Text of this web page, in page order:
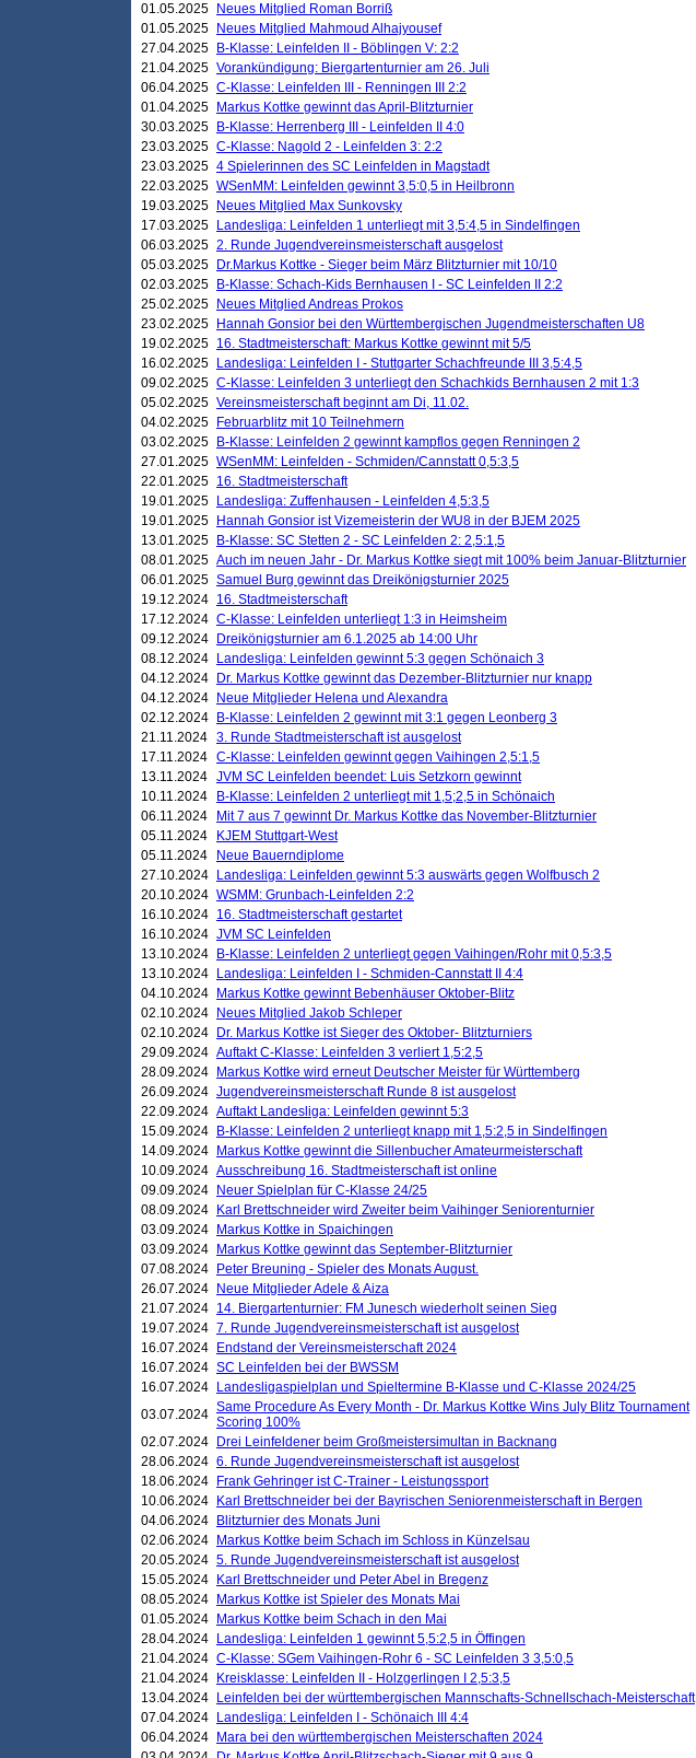
01.05.2025
Neues Mitglied Roman Borriß
01.05.2025
Neues Mitglied Mahmoud Alhajyousef
27.04.2025
B-Klasse: Leinfelden II - Böblingen V: 2:2
21.04.2025 Vorankündigung: Biergartenturnier am 26. Juli
06.04.2025 C-Klasse: Leinfelden III - Renningen III 2:2
01.04.2025
Markus Kottke gewinnt das April-Blitzturnier
30.03.2025
B-Klasse: Herrenberg III - Leinfelden II 4:0
23.03.2025 C-Klasse: Nagold 2 - Leinfelden 3: 2:2
23.03.2025 4 Spielerinnen des SC Leinfelden in Magstadt
22.03.2025 WSenMM: Leinfelden gewinnt 3,5:0,5 in Heilbronn
19.03.2025
Neues Mitglied Max Sunkovsky
17.03.2025
Landesliga: Leinfelden 1 unterliegt mit 3,5:4,5 in Sindelfingen
06.03.2025 2. Runde Jugendvereinsmeisterschaft ausgelost
05.03.2025
Dr.Markus Kottke - Sieger beim März Blitzturnier mit 10/10
02.03.2025
B-Klasse: Schach-Kids Bernhausen I - SC Leinfelden II 2:2
25.02.2025
Neues Mitglied Andreas Prokos
23.02.2025
Hannah Gonsior bei den Württembergischen Jugendmeisterschaften U8
19.02.2025 16. Stadtmeisterschaft: Markus Kottke gewinnt mit 5/5
16.02.2025
Landesliga: Leinfelden I - Stuttgarter Schachfreunde III 3,5:4,5
09.02.2025 C-Klasse: Leinfelden 3 unterliegt den Schachkids Bernhausen 2 mit 1:3
05.02.2025 Vereinsmeisterschaft beginnt am Di, 11.02.
04.02.2025
Februarblitz mit 10 Teilnehmern
03.02.2025
B-Klasse: Leinfelden 2 gewinnt kampflos gegen Renningen 2
27.01.2025 WSenMM: Leinfelden - Schmiden/Cannstatt 0,5:3,5
22.01.2025 16. Stadtmeisterschaft
19.01.2025
Landesliga: Zuffenhausen - Leinfelden 4,5:3,5
19.01.2025
Hannah Gonsior ist Vizemeisterin der WU8 in der BJEM 2025
13.01.2025
B-Klasse: SC Stetten 2 - SC Leinfelden 2: 2,5:1,5
08.01.2025 Auch im neuen Jahr - Dr. Markus Kottke siegt mit 100% beim Januar-Blitzturnier
06.01.2025 Samuel Burg gewinnt das Dreikönigsturnier 2025
19.12.2024 16. Stadtmeisterschaft
17.12.2024 C-Klasse: Leinfelden unterliegt 1:3 in Heimsheim
09.12.2024
Dreikönigsturnier am 6.1.2025 ab 14:00 Uhr
08.12.2024
Landesliga: Leinfelden gewinnt 5:3 gegen Schönaich 3
04.12.2024
Dr. Markus Kottke gewinnt das Dezember-Blitzturnier nur knapp
04.12.2024
Neue Mitglieder Helena und Alexandra
02.12.2024
B-Klasse: Leinfelden 2 gewinnt mit 3:1 gegen Leonberg 3
21.11.2024 3. Runde Stadtmeisterschaft ist ausgelost
17.11.2024 C-Klasse: Leinfelden gewinnt gegen Vaihingen 2,5:1,5
13.11.2024 JVM SC Leinfelden beendet: Luis Setzkorn gewinnt
10.11.2024
B-Klasse: Leinfelden 2 unterliegt mit 1,5;2,5 in Schönaich
06.11.2024
Mit 7 aus 7 gewinnt Dr. Markus Kottke das November-Blitzturnier
05.11.2024
KJEM Stuttgart-West
05.11.2024
Neue Bauerndiplome
27.10.2024
Landesliga: Leinfelden gewinnt 5:3 auswärts gegen Wolfbusch 2
20.10.2024 WSMM: Grunbach-Leinfelden 2:2
16.10.2024 16. Stadtmeisterschaft gestartet
16.10.2024 JVM SC Leinfelden
13.10.2024
B-Klasse: Leinfelden 2 unterliegt gegen Vaihingen/Rohr mit 0,5:3,5
13.10.2024
Landesliga: Leinfelden I - Schmiden-Cannstatt II 4:4
04.10.2024
Markus Kottke gewinnt Bebenhäuser Oktober-Blitz
02.10.2024
Neues Mitglied Jakob Schleper
02.10.2024
Dr. Markus Kottke ist Sieger des Oktober- Blitzturniers
29.09.2024 Auftakt C-Klasse: Leinfelden 3 verliert 1,5:2,5
28.09.2024
Markus Kottke wird erneut Deutscher Meister für Württemberg
26.09.2024 Jugendvereinsmeisterschaft Runde 8 ist ausgelost
22.09.2024 Auftakt Landesliga: Leinfelden gewinnt 5:3
15.09.2024
B-Klasse: Leinfelden 2 unterliegt knapp mit 1,5:2,5 in Sindelfingen
14.09.2024
Markus Kottke gewinnt die Sillenbucher Amateurmeisterschaft
10.09.2024 Ausschreibung 16. Stadtmeisterschaft ist online
09.09.2024
Neuer Spielplan für C-Klasse 24/25
08.09.2024
Karl Brettschneider wird Zweiter beim Vaihinger Seniorenturnier
03.09.2024
Markus Kottke in Spaichingen
03.09.2024
Markus Kottke gewinnt das September-Blitzturnier
07.08.2024
Peter Breuning - Spieler des Monats August.
26.07.2024
Neue Mitglieder Adele & Aiza
21.07.2024 14. Biergartenturnier: FM Junesch wiederholt seinen Sieg
19.07.2024 7. Runde Jugendvereinsmeisterschaft ist ausgelost
16.07.2024
Endstand der Vereinsmeisterschaft 2024
16.07.2024 SC Leinfelden bei der BWSSM
16.07.2024
Landesligaspielplan und Spieltermine B-Klasse und C-Klasse 2024/25
03.07.2024 Same Procedure As Every Month - Dr. Markus Kottke Wins July Blitz Tournament
Scoring 100%
02.07.2024
Drei Leinfeldener beim Großmeistersimultan in Backnang
28.06.2024 6. Runde Jugendvereinsmeisterschaft ist ausgelost
18.06.2024
Frank Gehringer ist C-Trainer - Leistungssport
10.06.2024
Karl Brettschneider bei der Bayrischen Seniorenmeisterschaft in Bergen
04.06.2024
Blitzturnier des Monats Juni
02.06.2024
Markus Kottke beim Schach im Schloss in Künzelsau
20.05.2024 5. Runde Jugendvereinsmeisterschaft ist ausgelost
15.05.2024
Karl Brettschneider und Peter Abel in Bregenz
08.05.2024
Markus Kottke ist Spieler des Monats Mai
01.05.2024
Markus Kottke beim Schach in den Mai
28.04.2024
Landesliga: Leinfelden 1 gewinnt 5,5:2,5 in Öffingen
21.04.2024 C-Klasse: SGem Vaihingen-Rohr 6 - SC Leinfelden 3 3,5:0,5
21.04.2024
Kreisklasse: Leinfelden II - Holzgerlingen I 2,5:3,5
13.04.2024
Leinfelden bei der württembergischen Mannschafts-Schnellschach-Meisterschaft
07.04.2024
Landesliga: Leinfelden I - Schönaich III 4:4
06.04.2024
Mara bei den württembergischen Meisterschaften 2024